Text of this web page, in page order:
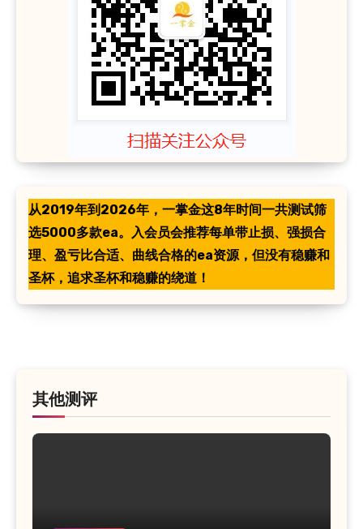
从2019年到2026年，一掌金这8年时间一共测试筛
选5000多款ea。入会员会推荐每单带止损、强损合
理、盈亏比合适、曲线合格的ea资源，但没有稳赚和
圣杯，追求圣杯和稳赚的绕道！
其他测评